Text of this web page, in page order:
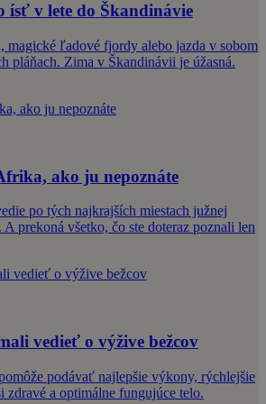
ísť v lete do Škandinávie
magické ľadové fjordy alebo jazda v sobom
pláňach. Zima v Škandinávii je úžasná.
ako ju nepoznáte
po tých najkrajších miestach južnej
prekoná všetko, čo ste doteraz poznali len
vedieť o výžive bežcov
podávať najlepšie výkony, rýchlejšie
zdravé a optimálne fungujúce telo.